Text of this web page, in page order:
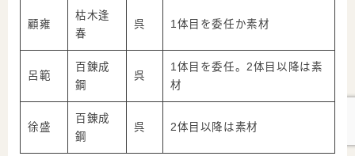
顧雍
枯木逢
春
呉 1体目を委任か素材
呂範
百錬成
鋼
呉
1体目を委任。2体目以降は素
材
徐盛
百錬成
鋼
呉 2体目以降は素材